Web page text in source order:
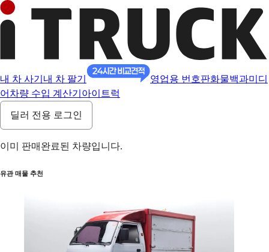
내 차 사기 내 차 팔기 영업용 번호판화물백과미디
어 차량 수입 계산기 아이트럭
딜러 전용 로그인
이미 판매완료된 차량입니다.
유관 매물 추천